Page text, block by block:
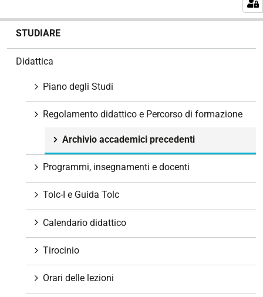
STUDIARE
Didattica
Piano degli Studi
Regolamento didattico e Percorso di formazione
Archivio accademici precedenti
Programmi, insegnamenti e docenti
Tolc-I e Guida Tolc
Calendario didattico
Tirocinio
Orari delle lezioni